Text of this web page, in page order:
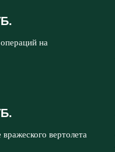
на
вертолета